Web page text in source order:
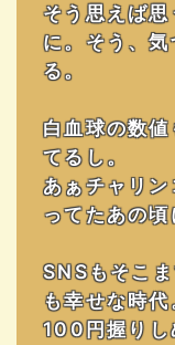
そう思えば
に。そう、
る。
白血球の数
てるし。
あぁチャリ
ってたあの頃
SNSもそこ
も幸せな時代
100円握りし